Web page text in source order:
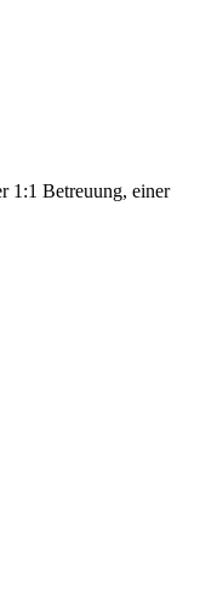
1:1 Betreuung, einer